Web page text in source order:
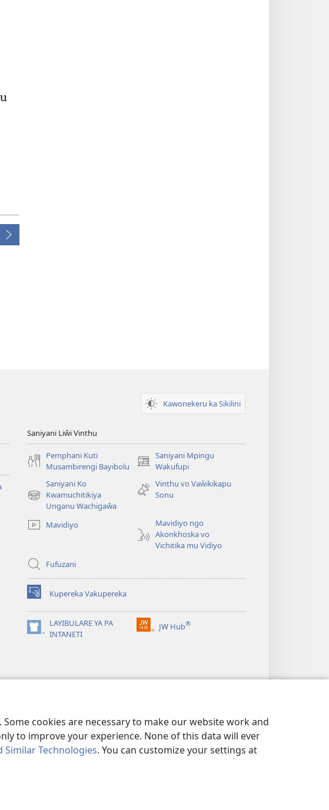
cookies are necessary to make our website work and
to improve your experience. None of this data will ever
Similar Technologies. You can customize your settings at
Kawonekeru ka Sikilini
Saniyani Liŵi Vinthu
Pemphani Kuti
Musambirengi Bayibolu
Saniyani Mpingu
Wakufupi
(Lajula
Linyaki)
Saniyani Ko
Kwamuchitikiya
Unganu Wachigaŵa
(Lajula
Linyaki)
Vinthu vo Vaŵikikapu
Sonu
Mavidiyo
Mavidiyo ngo
Akonkhoska vo
Vichitika mu Vidiyo
Fufuzani
Kupereka Vakupereka
(Lajula
Peji
Linyaki)LAYIBULARE YA PA
INTANETI
(Lajula
JW Hub®
(Lajula